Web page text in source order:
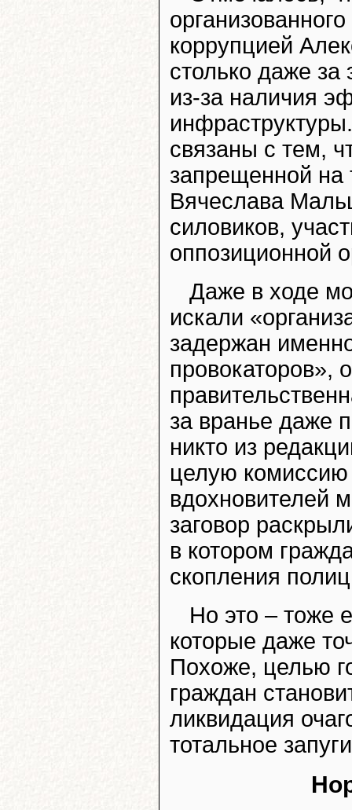
коррупцией
столько даже
из-за наличия
связаны с тем,
запрещенной на
Вячеслава
силовиков,
оппозиционной
Даже в ходе
искали
задержан
провокаторов»,
за вранье даже
никто из
целую комиссию
вдохновителей
заговор
в котором
скопления
Но это – тоже
которые даже
Похоже, целью
граждан
ликвидация
тотальное